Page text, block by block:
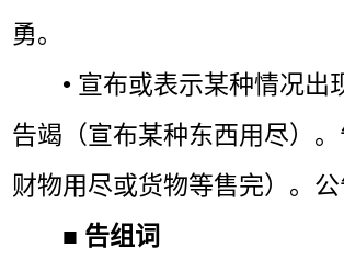
勇。
• 宣布或表示某种情况出
告竭（宣布某种东西用尽）
财物用尽或货物等售完）。公
■ 告组词